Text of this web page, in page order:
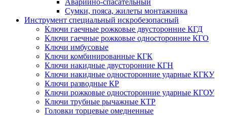
Аварийно-спасательный
Сумки, пояса, жилеты монтажника
Инструмент специальный искробезопасный
Ключи гаечные рожковые двусторонние КГД
Ключи гаечные рожковые односторонние КГО
Ключи имбусовые
Ключи комбинированные КГК
Ключи накидные двусторонние КГН
Ключи накидные односторонние ударные КГКУ
Ключи разводные КР
Ключи рожковые односторонние ударные КГОУ
Ключи трубные рычажные КТР
Головки торцевые омедненные